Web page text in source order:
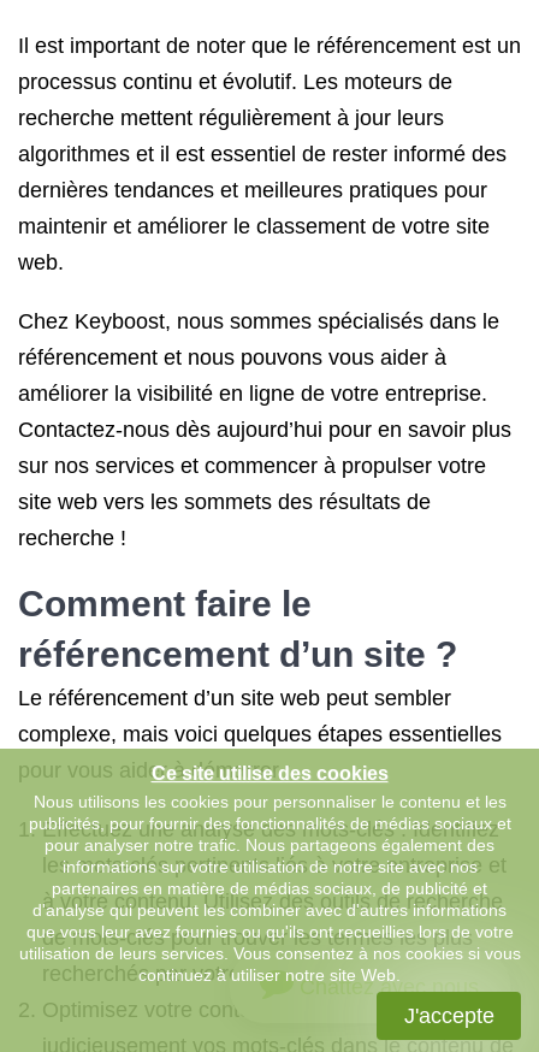
Il est important de noter que le référencement est un
processus continu et évolutif. Les moteurs de
recherche mettent régulièrement à jour leurs
algorithmes et il est essentiel de rester informé des
dernières tendances et meilleures pratiques pour
maintenir et améliorer le classement de votre site
web.
Chez Keyboost, nous sommes spécialisés dans le
référencement et nous pouvons vous aider à
améliorer la visibilité en ligne de votre entreprise.
Contactez-nous dès aujourd’hui pour en savoir plus
sur nos services et commencer à propulser votre
site web vers les sommets des résultats de
recherche !
Comment faire le
référencement d’un site ?
Le référencement d’un site web peut sembler
complexe, mais voici quelques étapes essentielles
pour vous aider à démarrer :
Effectuez une analyse des mots-clés : Identifiez
les mots-clés pertinents liés à votre entreprise et
à votre contenu. Utilisez des outils de recherche
de mots-clés pour trouver les termes les plus
recherchés par votre public cible.
Optimisez votre contenu : Intégrez
judicieusement vos mots-clés dans le contenu de
Chattez avec nous
Ce site utilise des cookies
Nous utilisons les cookies pour personnaliser le contenu et les
publicités, pour fournir des fonctionnalités de médias sociaux et
pour analyser notre trafic. Nous partageons également des
informations sur votre utilisation de notre site avec nos
partenaires en matière de médias sociaux, de publicité et
d'analyse qui peuvent les combiner avec d'autres informations
que vous leur avez fournies ou qu'ils ont recueillies lors de votre
utilisation de leurs services. Vous consentez à nos cookies si vous
continuez à utiliser notre site Web.
J'accepte